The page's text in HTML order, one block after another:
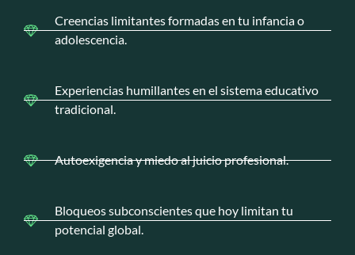
Creencias limitantes formadas en tu infancia o
adolescencia.
Experiencias humillantes en el sistema educativo
tradicional.
Autoexigencia y miedo al juicio profesional.
Bloqueos subconscientes que hoy limitan tu
potencial global.